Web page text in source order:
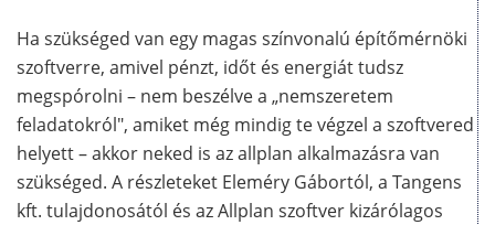
Ha szükséged van egy magas színvonalú építőmérnöki
szoftverre, amivel pénzt, időt és energiát tudsz
megspórolni – nem beszélve a „nemszeretem
feladatokról", amiket még mindig te végzel a szoftvered
helyett – akkor neked is az allplan alkalmazásra van
szükséged. A részleteket Eleméry Gábortól, a Tangens
kft. tulajdonosától és az Allplan szoftver kizárólagos